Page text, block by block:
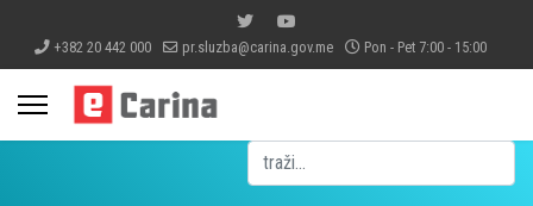
+382 20 442 000 pr.sluzba@carina.gov.me Pon - Pet 7:00 - 15:00
Pretraga